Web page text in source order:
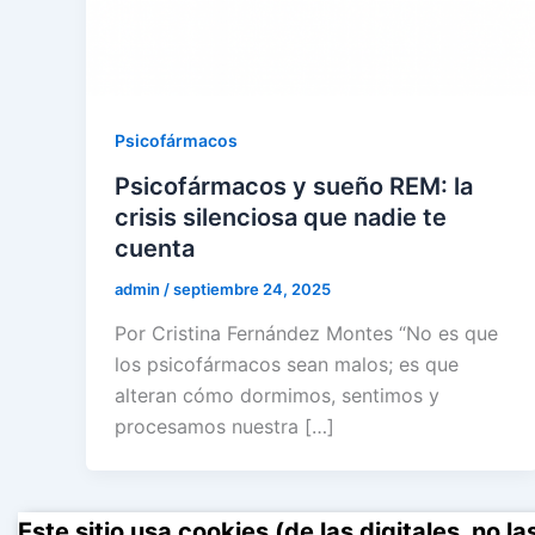
Psicofármacos
Psicofármacos y sueño REM: la
crisis silenciosa que nadie te
cuenta
admin /septiembre 24, 2025
Por Cristina Fernández Montes “No es que
los psicofármacos sean malos; es que
alteran cómo dormimos, sentimos y
procesamos nuestra […]